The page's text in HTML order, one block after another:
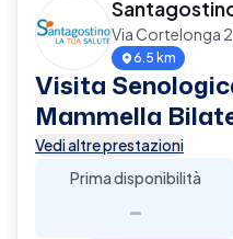
Via Cortelonga
6.5 km
Visita
Mammella
Vedi altre prestazioni
Prima disponibilità
-